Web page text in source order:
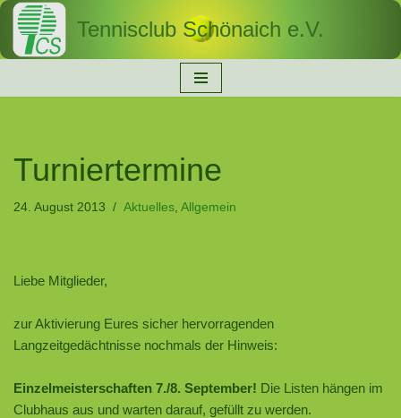
Zum
Tennisclub Schönaich e.V.
Turniertermine
24. August 2013 Aktuelles, Allgemein
Liebe Mitglieder,
zur Aktivierung Eures sicher hervorragenden
Langzeitgedächtnisse nochmals der Hinweis:
Einzelmeisterschaften 7./8. September! Die Listen hängen im
Clubhaus aus und warten darauf, gefüllt zu werden.